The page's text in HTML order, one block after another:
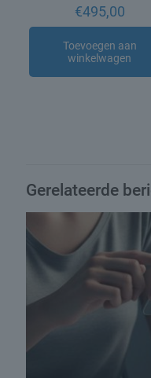
€495,00
Toevoegen aan
winkelwagen
Gerelateerde